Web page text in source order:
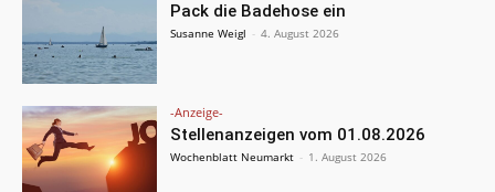
Pack die Badehose ein
Susanne Weigl - 4. August 2026
-Anzeige-
Stellenanzeigen vom 01.08.2026
Wochenblatt Neumarkt - 1. August 2026